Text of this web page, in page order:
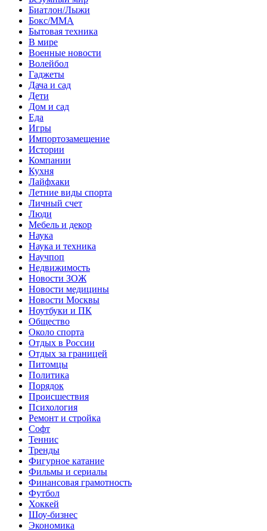
Биатлон/Лыжи
Бокс/MMA
Бытовая техника
В мире
Военные новости
Волейбол
Гаджеты
Дача и сад
Дети
Дом и сад
Еда
Игры
Импортозамещение
Истории
Компании
Кухня
Лайфхаки
Летние виды спорта
Личный счет
Люди
Мебель и декор
Наука
Наука и техника
Научпоп
Недвижимость
Новости ЗОЖ
Новости медицины
Новости Москвы
Ноутбуки и ПК
Общество
Около спорта
Отдых в России
Отдых за границей
Питомцы
Политика
Порядок
Происшествия
Психология
Ремонт и стройка
Софт
Теннис
Тренды
Фигурное катание
Фильмы и сериалы
Финансовая грамотность
Футбол
Хоккей
Шоу-бизнес
Экономика